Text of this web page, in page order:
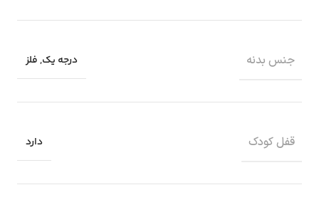
جنس بدنه درجه یک,فلز
قفل کودک دارد